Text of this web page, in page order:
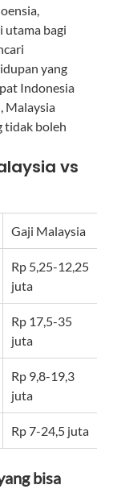
utama bagi
yang
Indonesia
Malaysia
tidak boleh
vs
Gaji Malaysia
Rp 5,25-12,25
juta
Rp 17,5-35
juta
Rp 9,8-19,3
juta
Rp 7-24,5 juta
bisa